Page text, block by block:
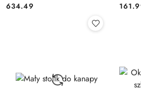
Cena:
634.49 Cena: